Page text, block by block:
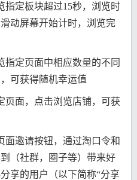
指定板块超过15秒，浏览时
动屏幕开始计时，浏览完
指定页面中相应数量的不同
可获得随机幸运值
页面，点击浏览店铺，可获
面邀请按钮，通过淘口令和
（社群，圈子等）带来好
享的用户（以下简称“分享